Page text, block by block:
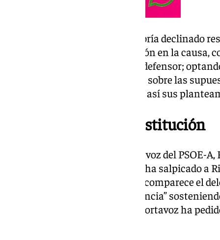
Durante su comparecencia, habría declinado
PSOE, personado como acusación en la
la Fiscalía, el juez y su abogado defensor;
del PSOE por leer sus preguntas sobre las
detectadas, para que constasen así sus
El PSOE-A pide su destitución
el portavoz del PSOE-
posicionado ante este caso que ha salpicado a
“el fondo de la causa por la cual comparece el
prevaricación y tráfico de influencia”
dar explicaciones”. Además, el portavoz ha